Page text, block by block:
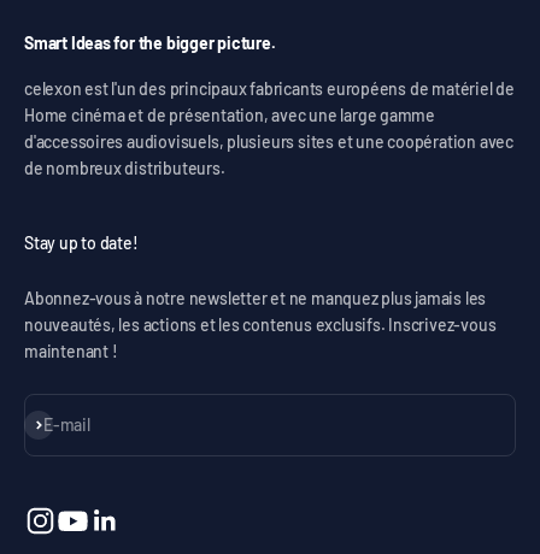
Smart Ideas for the bigger picture.
celexon est l'un des principaux fabricants européens de matériel de
Home cinéma et de présentation, avec une large gamme
d'accessoires audiovisuels, plusieurs sites et une coopération avec
de nombreux distributeurs.
Stay up to date!
Abonnez-vous à notre newsletter et ne manquez plus jamais les
nouveautés, les actions et les contenus exclusifs. Inscrivez-vous
maintenant !
E-mail
S'inscrire